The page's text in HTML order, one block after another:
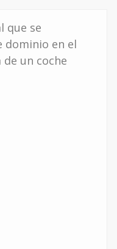
que se
dominio en el
un coche